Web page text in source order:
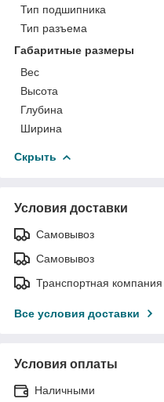
Тип подшипника
Тип разъема
Габаритные размеры
Вес
Высота
Глубина
Ширина
Скрыть
Условия доставки
Самовывоз
Самовывоз
Транспортная компания
Все условия доставки
Условия оплаты
Наличными